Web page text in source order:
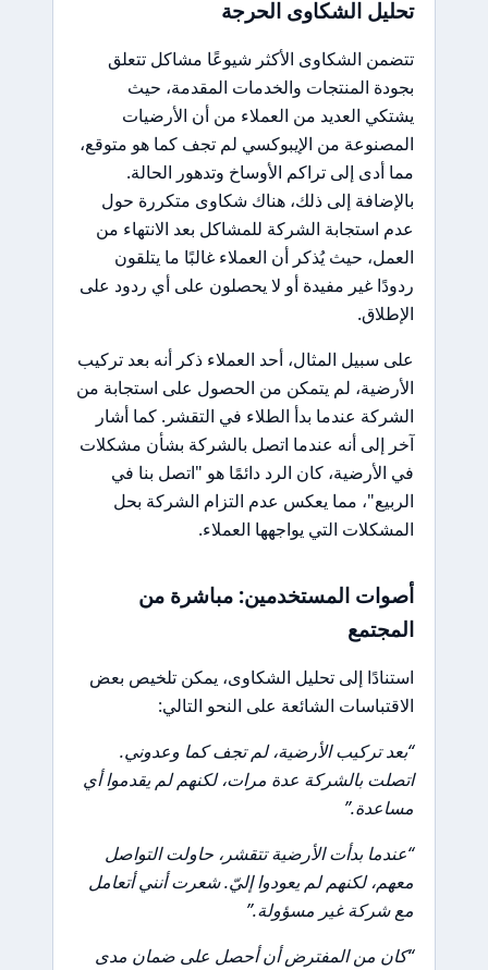
تحليل الشكاوى الحرجة
تتضمن الشكاوى الأكثر شيوعًا مشاكل تتعلق
بجودة المنتجات والخدمات المقدمة، حيث
يشتكي العديد من العملاء من أن الأرضيات
المصنوعة من الإيبوكسي لم تجف كما هو متوقع،
مما أدى إلى تراكم الأوساخ وتدهور الحالة.
بالإضافة إلى ذلك، هناك شكاوى متكررة حول
عدم استجابة الشركة للمشاكل بعد الانتهاء من
العمل، حيث يُذكر أن العملاء غالبًا ما يتلقون
ردودًا غير مفيدة أو لا يحصلون على أي ردود على
الإطلاق.
على سبيل المثال، أحد العملاء ذكر أنه بعد تركيب
الأرضية، لم يتمكن من الحصول على استجابة من
الشركة عندما بدأ الطلاء في التقشر. كما أشار
آخر إلى أنه عندما اتصل بالشركة بشأن مشكلات
في الأرضية، كان الرد دائمًا هو "اتصل بنا في
الربيع"، مما يعكس عدم التزام الشركة بحل
المشكلات التي يواجهها العملاء.
أصوات المستخدمين: مباشرة من
المجتمع
استنادًا إلى تحليل الشكاوى، يمكن تلخيص بعض
الاقتباسات الشائعة على النحو التالي:
“بعد تركيب الأرضية، لم تجف كما وعدوني.
اتصلت بالشركة عدة مرات، لكنهم لم يقدموا أي
مساعدة.”
“عندما بدأت الأرضية تتقشر، حاولت التواصل
معهم، لكنهم لم يعودوا إليّ. شعرت أنني أتعامل
مع شركة غير مسؤولة.”
“كان من المفترض أن أحصل على ضمان مدى